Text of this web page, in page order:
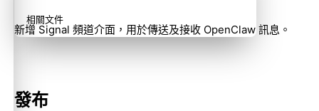
新增 Signal 頻道介面，用於傳送及接收 OpenClaw 訊息。
發布
相關文件